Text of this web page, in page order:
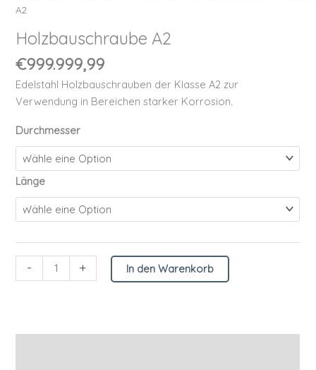
A2
Holzbauschraube A2
€999.999,99
Edelstahl Holzbauschrauben der Klasse A2 zur
Verwendung in Bereichen starker Korrosion.
Durchmesser
Länge
- + In den Warenkorb